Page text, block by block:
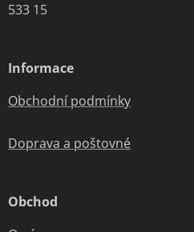
533 15
Informace
Obchodní podmínky
Doprava a poštovné
Obchod